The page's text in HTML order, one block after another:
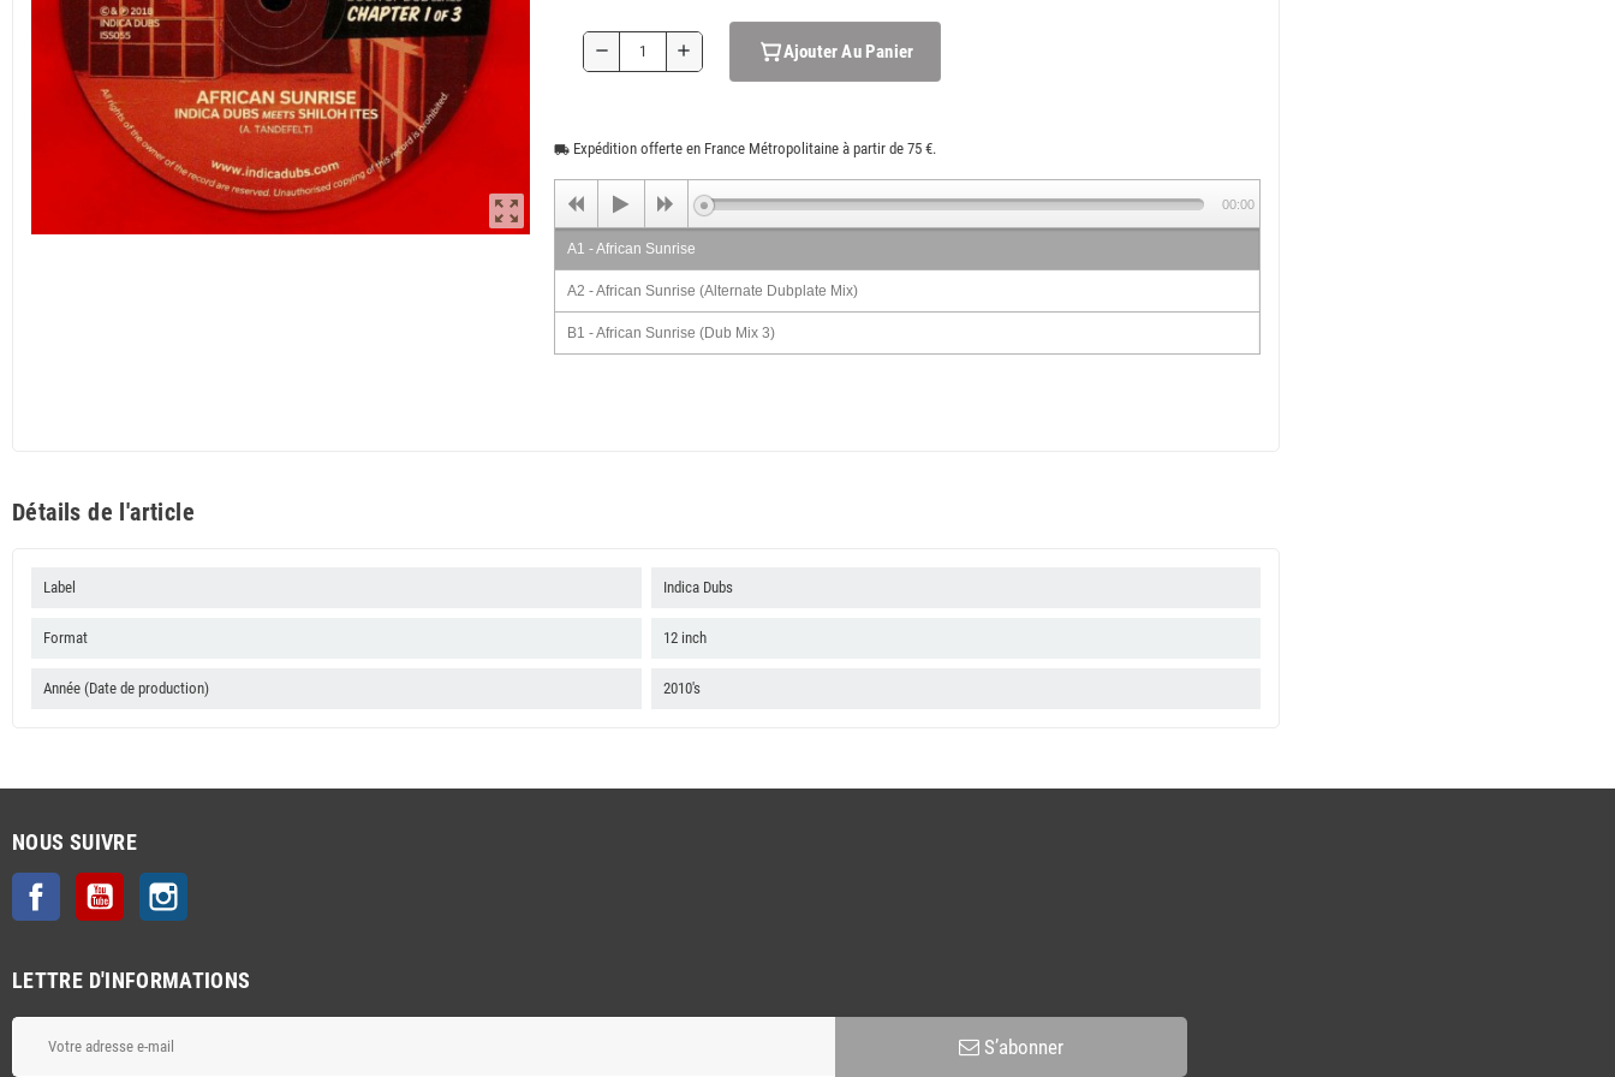
zoom_out_map
remove add Ajouter Au Panier
local_shippingExpédition offerte en France Métropolitaine à partir de 75 €.
A1 - African Sunrise
A2 - African Sunrise (Alternate Dubplate Mix)
B1 - African Sunrise (Dub Mix 3)
00:00
Détails de l'article
Label Indica Dubs
Format 12 inch
Année (Date de production) 2010's
NOUS SUIVRE
Facebook YouTube
LETTRE D'INFORMATIONS
S’abonner